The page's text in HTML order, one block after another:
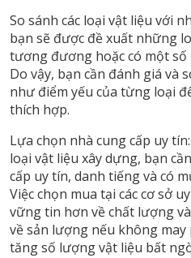
So sánh các loại vật liệu với
bạn sẽ được đề xuất những
tương đương hoặc có một số
Do vậy, bạn cần đánh giá và
như điểm yếu của từng loại
thích hợp.
Lựa chọn nhà cung cấp uy
loại vật liệu xây dựng, bạn
cấp uy tín, danh tiếng và có
Việc chọn mua tại các cơ sở
vững tin hơn về chất lượng
về sản lượng nếu không may
tăng số lượng vật liệu bất